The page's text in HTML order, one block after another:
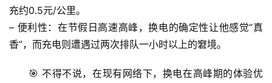
生
活
科
充约0.5元/公里。
– 便利性 ：在节假日高速高峰，换电的确定性让他感觉“真
香”，而充电则遭遇过两次排队一小时以上的窘境。
🎯 不得不说，在现有网络下，换电在高峰期的体验优